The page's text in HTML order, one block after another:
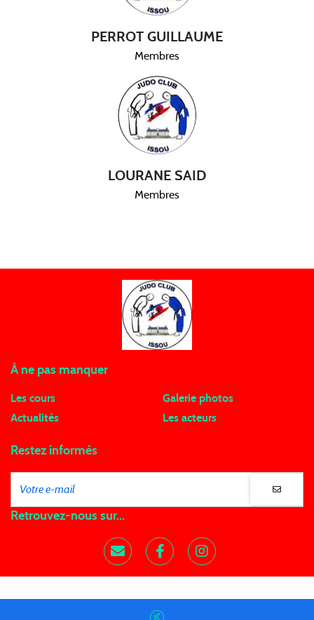
PERROT GUILLAUME
Membres
LOURANE SAID
Membres
À ne pas manquer
Les cours
Actualités
Galerie photos
Les acteurs
Restez informés
Retrouvez-nous sur...